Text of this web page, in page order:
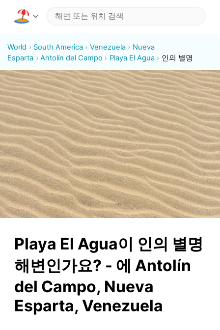
World South America Venezuela
Nueva
Esparta
Antolín del Campo Playa El Agua 인의 별명
Playa El Agua이 인의 별명
해변인가요? - 에 Antolín
del Campo, Nueva
Esparta, Venezuela